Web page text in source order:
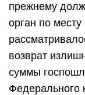
прежнему
орган по
возврат
суммы
Федерального